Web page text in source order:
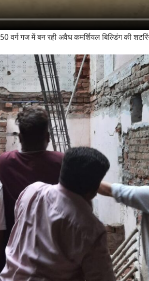
वर्ग गज में बन रही अवैध कमर्शियल बिल्डिंग की